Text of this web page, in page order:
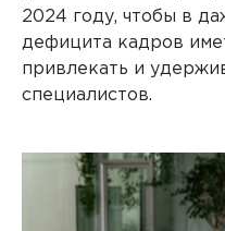
2024 году, чтобы в
дефицита кадров
привлекать и
специалистов.